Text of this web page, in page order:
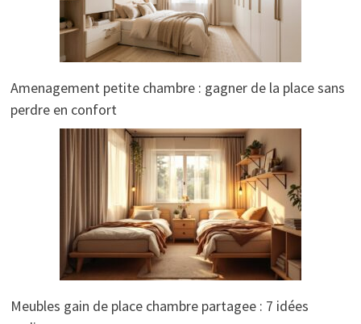
Amenagement petite chambre : gagner de la place sans
perdre en confort
Meubles gain de place chambre partagee : 7 idées